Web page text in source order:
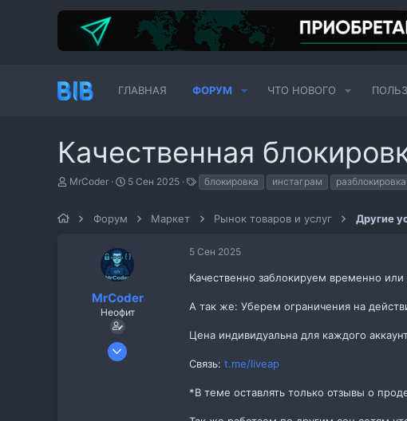
ГЛАВНАЯ ФОРУМ ЧТО НОВОГО
Качественная
А
о
MrCoder
Д
ч
а
л
а
5 Сен 2025
е
и
блокировка инстаграм разблокировка
Форум Маркет Рынок товаров и услуг Другие
MrCoder
Неофит
5 Сен 2025
5 Сен 2025
Качественно заблокируем временно или
А так же: Уберем ограничения на
Цена индивидуальна для каждого
Связь: t.me/liveap
*В теме оставлять только отзывы о